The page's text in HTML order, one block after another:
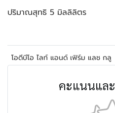
ปริมาณสุทธิ 5 มิลลิลิตร
โอดีบีโอ ไลท์ แอนด์ เฟิร์ม แลช กลู
คะแนนแล